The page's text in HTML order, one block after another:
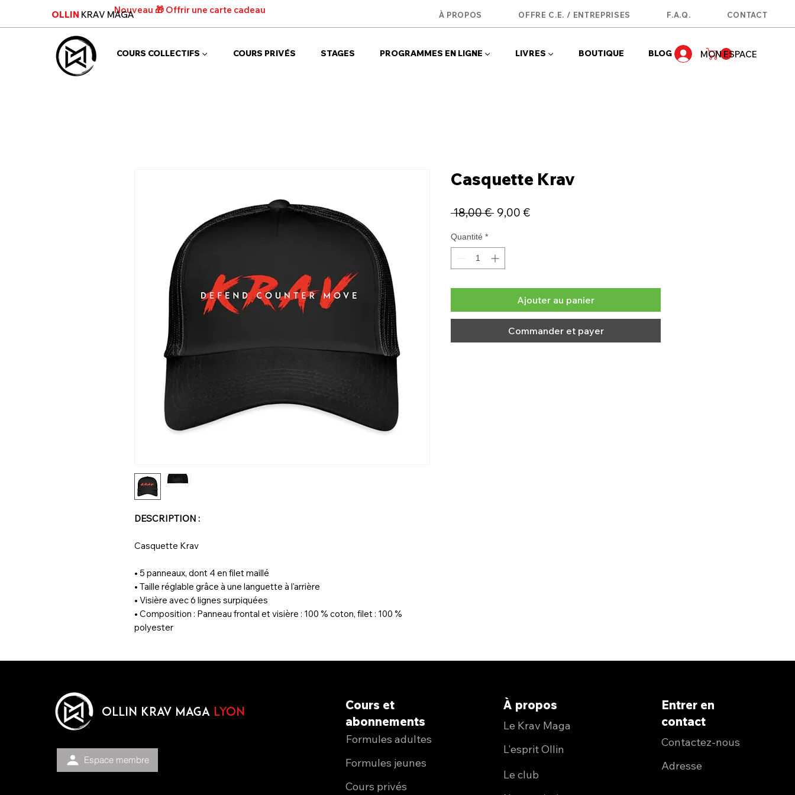
OLLIN KRAV MAGA À PROPOS OFFRE C.E. / ENTREPRISES F.A.Q. CONTACT
MON ESPACE
Nouveau 🎁 Offrir une carte cadeau
COURS COLLECTIFS ▼ COURS PRIVÉS STAGES PROGRAMMES EN LIGNE ▼ LIVRES ▼ BOUTIQUE BLOG
DESCRIPTION :
Casquette Krav
• 5 panneaux, dont 4 en filet maillé
• Taille réglable grâce à une languette à l'arrière
• Visière avec 6 lignes surpiquées
• Composition : Panneau frontal et visière : 100 % coton, filet : 100 %
polyester
Casquette Krav
18,00 € Prix
9,00 €Prix
Quantité *
Ajouter au panier
Commander et payer
OLLIN KRAV MAGA lyon
Espace membre
Cours et
abonnements
Formules adultes
Formules jeunes
Cours privés
À propos
Le Krav Maga
L'esprit Ollin
Le club
Entrer en
contact
Contactez-nous
Adresse